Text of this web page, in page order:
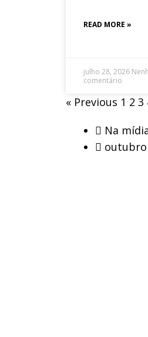
READ MORE »
julho 28, 2026
comentário
« Previous 1 2 3
Na
outubro